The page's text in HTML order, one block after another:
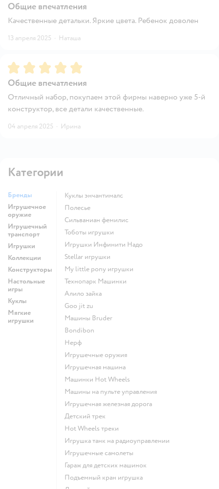
Общие впечатления
Качественные детальки. Яркие цвета. Ребенок доволен
13 апреля 2025 · Наташа
Рейтинг:5
Общие впечатления
Отличный набор, покупаем этой фирмы наверно уже 5-й
конструктор, все детали качественные.
04 апреля 2025 · Ирина
Категории
Бренды
Игрушечное
оружие
Игрушечный
транспорт
Игрушки
Коллекции
Конструкторы
Настольные
игры
Куклы
Мягкие
игрушки
Куклы энчантималс
Полесье
Сильваниан фемилис
Тоботы игрушки
Игрушки Инфинити Надо
Stellar игрушки
my little pony игрушки
Технопарк Машинки
Алило зайка
Goo jit zu
Машины Bruder
Bondibon
Нерф
Игрушечные оружия
Игрушечная машина
Машинки Hot Wheels
Машины на пульте управления
Игрушечная железная дорога
Детский трек
Hot Wheels треки
Игрушка танк на радиоуправлении
Игрушечные самолеты
Гараж для детских машинок
Подъемный кран игрушка